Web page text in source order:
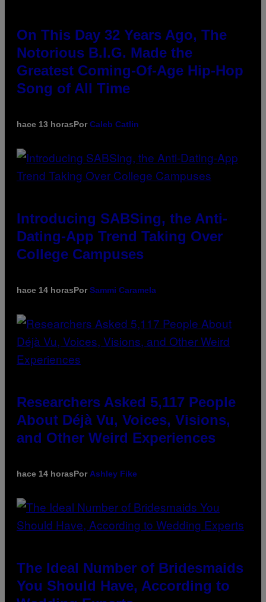
On This Day 32 Years Ago, The
Notorious B.I.G. Made the
Greatest Coming-Of-Age Hip-Hop
Song of All Time
hace 13 horasPorCaleb Catlin
Introducing SABSing, the Anti-
Dating-App Trend Taking Over
College Campuses
hace 14 horasPorSammi Caramela
Researchers Asked 5,117 People
About Déjà Vu, Voices, Visions,
and Other Weird Experiences
hace 14 horasPor Ashley Fike
The Ideal Number of Bridesmaids
You Should Have, According to